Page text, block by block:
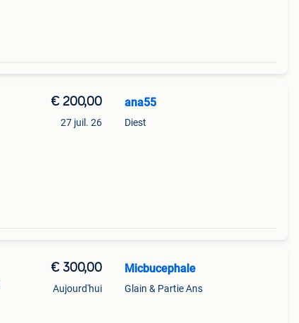
€ 200,00
27 juil. 26
ana55
Diest
€ 300,00
Aujourd'hui
Micbucephale
Glain & Partie Ans